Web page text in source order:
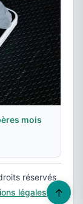
mois
réservés
légales ↑